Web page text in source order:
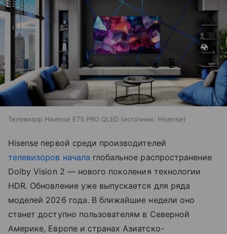
Телевизор Hisense E7S PRO QLED источник: Hisense
Hisense первой среди производителей
телевизоров начала глобальное распространение
Dolby Vision 2 — нового поколения технологии
HDR. Обновление уже выпускается для ряда
моделей 2026 года. В ближайшие недели оно
станет доступно пользователям в Северной
Америке, Европе и странах Азиатско-